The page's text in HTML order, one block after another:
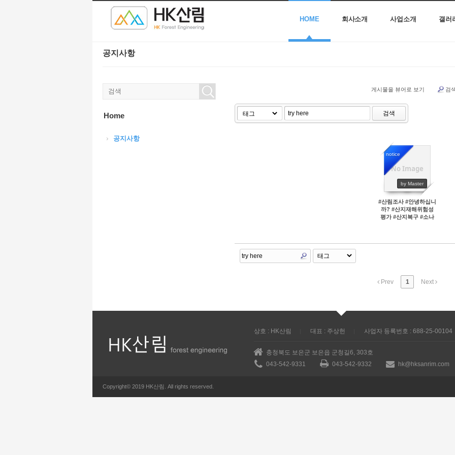
HOME 회사소개 사업소개 갤러
공지사항
게시물을 뷰어로 보기 검
검색
No Image
notice
by Master
45692
#산림조사 #안녕하십니
까? #산지재해위험성
평가 #산지복구 #소나
Prev 1 Next
Home
공지사항
상호 : HK산림 대표 : 주상헌 사업자 등록번호 : 688-25-00104
충청북도 보은군 보은읍 군청길6, 303호
043-542-9331
043-542-9332 hk@hksanrim.com
Copyright© 2019 HK산림. All rights reserved.
Sketchbook5, 스케치북5
Sketchbook5, 스케치북5
Sketchbook5, 스케치북5
Sketchbook5, 스케치북5